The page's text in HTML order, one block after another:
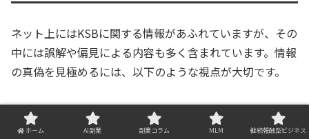
ネット上にはKSBに関する情報があふれていますが、その
中には誤解や偏見による内容も多く含まれています。情報
の真偽を見極めるには、以下のような視点が大切です。
情報源を確認する
匿名掲示板や個人の感想は信憑性に限界がありま
ホーム AI副業 副業コラム MLM 継続報酬型ビジネス